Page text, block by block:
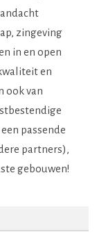
zingeving
in en open
en
ook van
passende
partners),
gebouwen!